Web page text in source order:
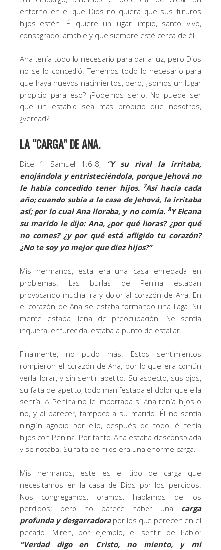
entorno en el que Dios no quiera que sus futuros
hijos estén. Él quiere un lugar limpio, santo, vivo,
consagrado, amable y que siempre esté cerca de él.
Ana tenía todo lo necesario para dar a luz, pero Dios
no se lo concedió. Tenemos todo lo necesario para
que haya nuevos nacimientos, pero, ¿somos un lugar
propicio para eso? ¡Podemos serlo! No puede ser
que un establo sea más propicio que nosotros,
¿verdad?
LA “CARGA” DE ANA.
Dice 1 Samuel 1:6-8, “Y su rival la irritaba,
enojándola y entristeciéndola, porque Jehová no
le había concedido tener hijos. 7Así hacía cada
año; cuando subía a la casa de Jehová, la irritaba
así; por lo cual Ana lloraba, y no comía. 8Y Elcana
su marido le dijo: Ana, ¿por qué lloras? ¿por qué
no comes? ¿y por qué está afligido tu corazón?
¿No te soy yo mejor que diez hijos?”
Mis hermanos, esta era una casa enredada en
problemas. Las burlas de Penina estaban
provocando mucha ira y dolor al corazón de Ana. En
el corazón de Ana se estaba formando una llaga. Su
mente estaba llena de preocupación. Se sentía
inquiera, enfurecida, estaba a punto de estallar.
Finalmente, no pudo más. Estos sentimientos
rompieron el corazón de Ana, por lo que era común
verla llorar, y sin sentir apetito. Su aspecto, sus ojos,
su falta de apetito, todo manifestaba el dolor que ella
sentía. A Penina no le importaba si Ana tenía hijos o
no, y al parecer, tampoco a su marido. Él no sentía
ningún agobio por ello, después de todo, él tenía
hijos con Penina. Por tanto, Ana estaba desconsolada
y se notaba. Su falta de hijos era una enorme carga.
Mis hermanos, este es el tipo de carga que
necesitamos en la casa de Dios por los perdidos.
Nos congregamos, oramos, hablamos de los
perdidos; pero no parece haber una carga
profunda y desgarradorapor los que perecen en el
pecado. Miren, por ejemplo, el sentir de Pablo:
“Verdad digo en Cristo, no miento, y mi